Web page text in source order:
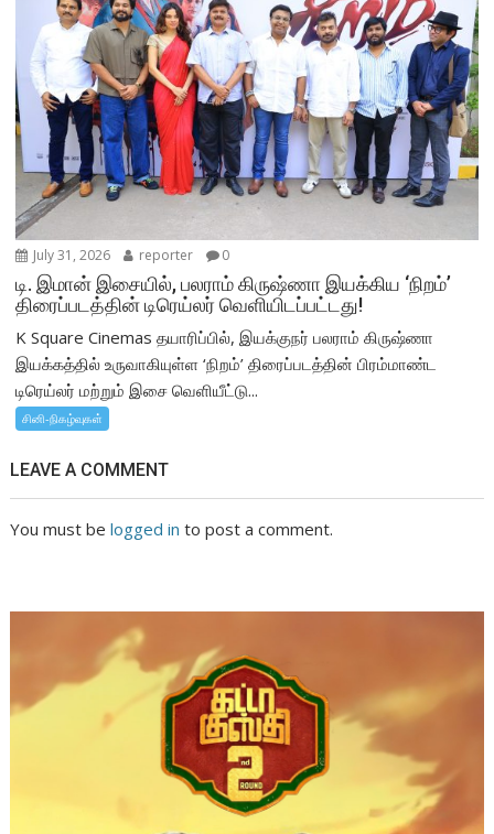
July 31, 2026 reporter 0
டி. இமான் இசையில், பலராம் கிருஷ்ணா இயக்கிய ‘நிறம்’
திரைப்படத்தின் டிரெய்லர் வெளியிடப்பட்டது!
K Square Cinemas தயாரிப்பில், இயக்குநர் பலராம் கிருஷ்ணா
இயக்கத்தில் உருவாகியுள்ள ‘நிறம்’ திரைப்படத்தின் பிரம்மாண்ட
டிரெய்லர் மற்றும் இசை வெளியீட்டு...
சினி-நிகழ்வுகள்
LEAVE A COMMENT
You must belogged in to post a comment.